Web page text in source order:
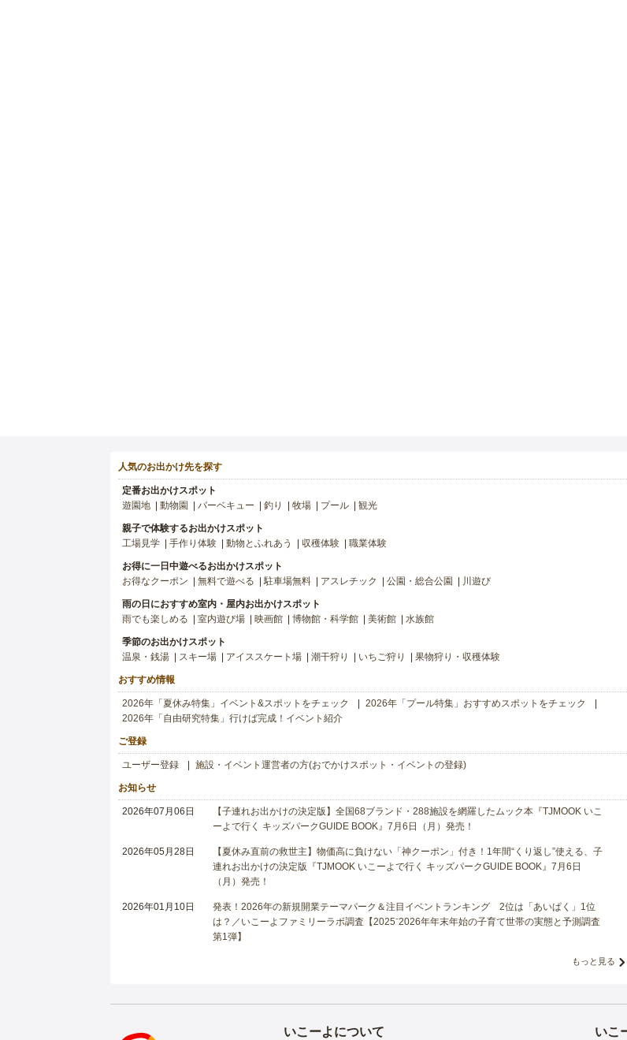
人気のお出かけ先を探す
定番お出かけスポット
遊園地
動物園 バーベキュー 釣り 牧場 プール 観光
親子で体験するお出かけスポット
工場見学
手作り体験 動物とふれあう 収穫体験 職業体験
お得に一日中遊べるお出かけスポット
お得なクーポン
無料で遊べる 駐車場無料 アスレチック 公園・総合公園 川遊び
雨の日におすすめ室内・屋内お出かけスポット
雨でも楽しめる
室内遊び場 映画館 博物館・科学館 美術館 水族館
季節のお出かけスポット
温泉・銭湯
スキー場 アイススケート場 潮干狩り いちご狩り 果物狩り・収穫体験
おすすめ情報
2026年「夏休み特集」イベント&スポットをチェック
2026年「プール特集」おすすめスポットをチェック
2026年「自由研究特集」行けば完成！イベント紹介
ご登録
ユーザー登録 施設・イベント運営者の方(おでかけスポット・イベントの登録)
お知らせ
2026年07月06日
【子連れお出かけの決定版】全国68ブランド・288施設を網羅したムック本『TJMOOK いこ
ーよで行く キッズパークGUIDE BOOK』7月6日（月）発売！
2026年05月28日
【夏休み直前の救世主】物価高に負けない「神クーポン」付き！1年間“くり返し”使える、子
連れお出かけの決定版『TJMOOK いこーよで行く キッズパークGUIDE BOOK』7月6日
（月）発売！
2026年01月10日
発表！2026年の新規開業テーマパーク＆注目イベントランキング 2位は「あいぱく」1位
は？／いこーよファミリーラボ調査【2025⁻2026年年末年始の子育て世帯の実態と予測調査
第1弾】
もっと見る
いこーよについて いこ